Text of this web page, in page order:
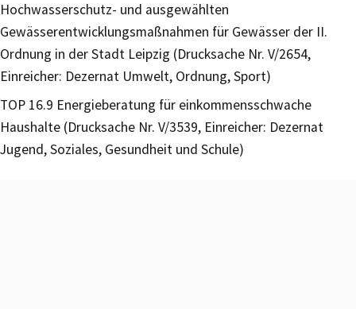
Hochwasserschutz- und ausgewählten
Gewässerentwicklungsmaßnahmen für Gewässer der II.
Ordnung in der Stadt Leipzig (Drucksache Nr. V/2654,
Einreicher: Dezernat Umwelt, Ordnung, Sport)
TOP 16.9 Energieberatung für einkommensschwache
Haushalte (Drucksache Nr. V/3539, Einreicher: Dezernat
Jugend, Soziales, Gesundheit und Schule)